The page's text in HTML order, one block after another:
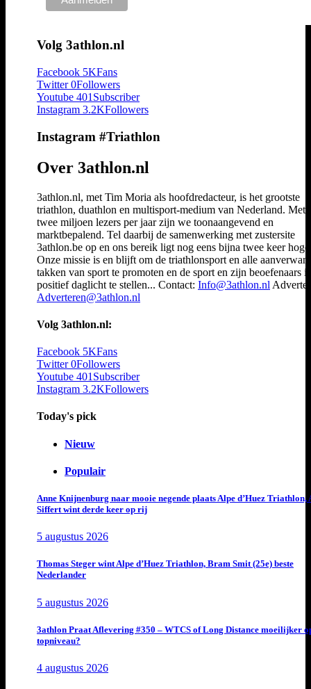
Volg 3athlon.nl
Facebook 5KFans
Twitter 0Followers
Youtube 401 Subscriber
Instagram 3.2KFollowers
Instagram #Triathlon
Over 3athlon.nl
3athlon.nl, met Tim Moria als hoofdredacteur, is het grootste
triathlon, duathlon en multisport-medium van Nederland. Met
twee miljoen lezers per jaar zijn we toonaangevend en
marktbepalend. Tel daarbij de samenwerking met zustersite
3athlon.be op en ons bereik ligt nog eens bijna twee keer
Onze missie is en blijft om de triathlonsport en alle
takken van sport te promoten en de sport en zijn beoefenaars
positief daglicht te stellen... Contact: Info@3athlon.nl
Adverteren@3athlon.nl
Volg 3athlon.nl:
Facebook 5KFans
Twitter 0Followers
Youtube 401 Subscriber
Instagram 3.2KFollowers
Today's pick
Nieuw
Populair
Anne Knijnenburg naar mooie negende plaats Alpe d’Huez Triathlon,
Siffert wint derde keer op rij
5 augustus 2026
Thomas Steger wint Alpe d’Huez Triathlon, Bram Smit (25e) beste
Nederlander
5 augustus 2026
3athlon Praat Aflevering #350 – WTCS of Long Distance moeilijker
topniveau?
4 augustus 2026